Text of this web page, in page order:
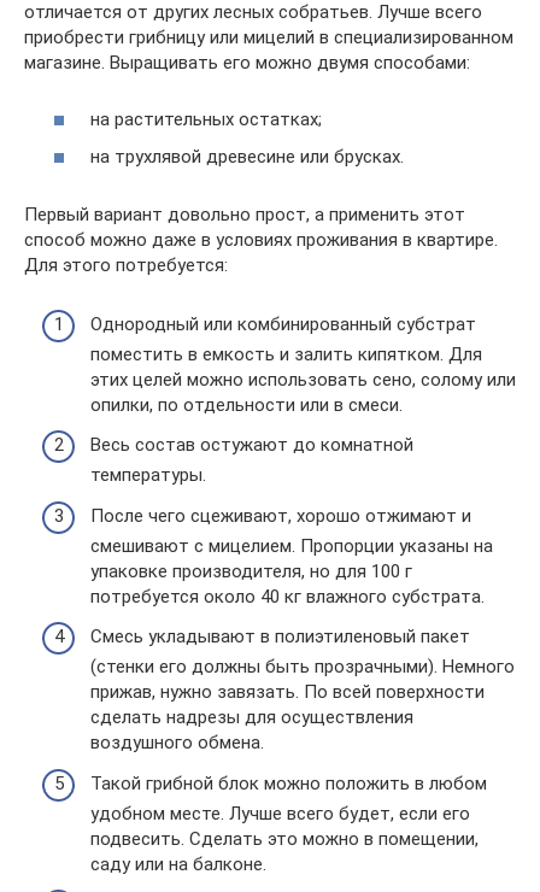
отличается от других лесных собратьев. Лучше всего
приобрести грибницу или мицелий в специализированном
магазине. Выращивать его можно двумя способами:
на растительных остатках;
на трухлявой древесине или брусках.
Первый вариант довольно прост, а применить этот
способ можно даже в условиях проживания в квартире.
Для этого потребуется:
Однородный или комбинированный субстрат
поместить в емкость и залить кипятком. Для
этих целей можно использовать сено, солому или
опилки, по отдельности или в смеси.
Весь состав остужают до комнатной
температуры.
После чего сцеживают, хорошо отжимают и
смешивают с мицелием. Пропорции указаны на
упаковке производителя, но для 100 г
потребуется около 40 кг влажного субстрата.
Смесь укладывают в полиэтиленовый пакет
(стенки его должны быть прозрачными). Немного
прижав, нужно завязать. По всей поверхности
сделать надрезы для осуществления
воздушного обмена.
Такой грибной блок можно положить в любом
удобном месте. Лучше всего будет, если его
подвесить. Сделать это можно в помещении,
саду или на балконе.